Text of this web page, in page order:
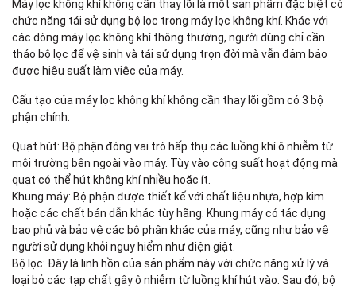
Máy lọc không khí không cần thay lõi là một sản phẩm đặc biệt có
chức năng tái sử dụng bộ lọc trong máy lọc không khí. Khác với
các dòng máy lọc không khí thông thường, người dùng chỉ cần
tháo bộ lọc để vệ sinh và tái sử dụng trọn đời mà vẫn đảm bảo
được hiệu suất làm việc của máy.
Cấu tạo của máy lọc không khí không cần thay lõi gồm có 3 bộ
phận chính:
Quạt hút: Bộ phận đóng vai trò hấp thụ các luồng khí ô nhiễm từ
môi trường bên ngoài vào máy. Tùy vào công suất hoạt động mà
quạt có thể hút không khí nhiều hoặc ít.
Khung máy: Bộ phận được thiết kế với chất liệu nhựa, hợp kim
hoặc các chất bán dẫn khác tùy hãng. Khung máy có tác dụng
bao phủ và bảo vệ các bộ phận khác của máy, cũng như bảo vệ
người sử dụng khỏi nguy hiểm như điện giật.
Bộ lọc: Đây là linh hồn của sản phẩm này với chức năng xử lý và
loại bỏ các tạp chất gây ô nhiễm từ luồng khí hút vào. Sau đó, bộ